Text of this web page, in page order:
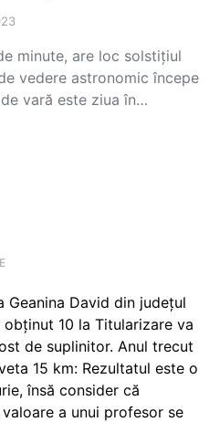
minute, are loc solstiţiul
vedere astronomic începe
vară este ziua în…
Geanina David din județul
obținut 10 la Titularizare va
de suplinitor. Anul trecut
15 km: Rezultatul este o
însă consider că
a unui profesor se